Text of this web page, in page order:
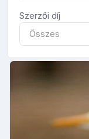
Szerzői díj
Összes